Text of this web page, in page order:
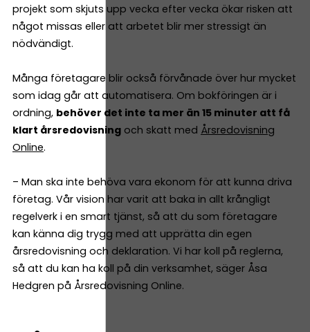
projekt som skjuts upp vecka efter vecka ökar risken att
något missas eller att arbetet blir mer stressigt än
nödvändigt.
Många företagare blir också förvånade över hur mycket
som idag går att automatisera. Om bokföringen är i
ordning, behöver det inte ta mer än 15 minuter att få
klart årsredovisning och skatt med Årsredovisning
Online.
– Man ska inte behöva vara ekonom för att kunna driva
företag. Vår vision har varit att baka in allt krångligt
regelverk i en smart tjänst, så att du som företagare
kan känna dig trygg med att upprätta din egen
årsredovisning och deklaration. Vi har koll på reglerna,
så att du kan ha koll på din verksamhet, säger Åsa
Hedgren på Årsredovisning Online.